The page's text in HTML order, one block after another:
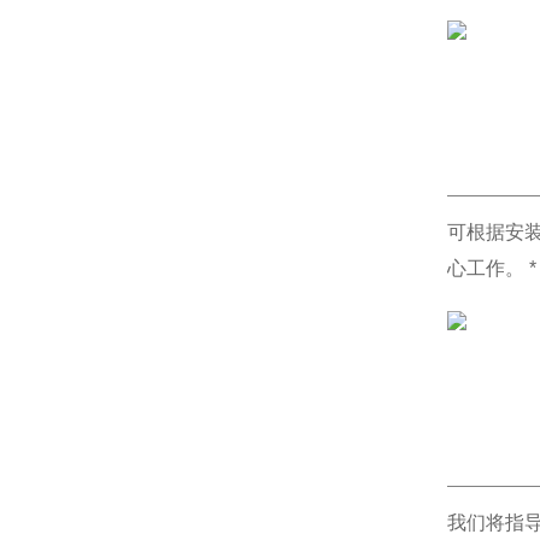
可根据安
心工作。
我们将指